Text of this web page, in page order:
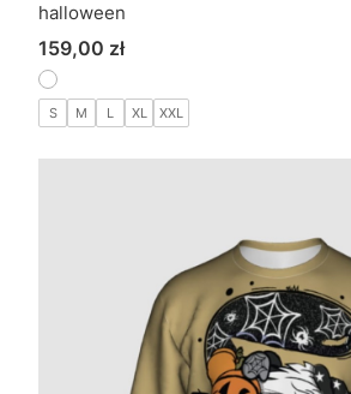
halloween
Cena
159,00 zł
S M L XL XXL